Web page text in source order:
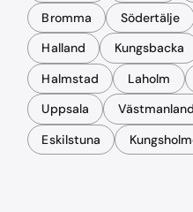
Bromma
Södertälje
Halland
Kungsbacka
Halmstad
Laholm
Uppsala
Västmanland
Eskilstuna